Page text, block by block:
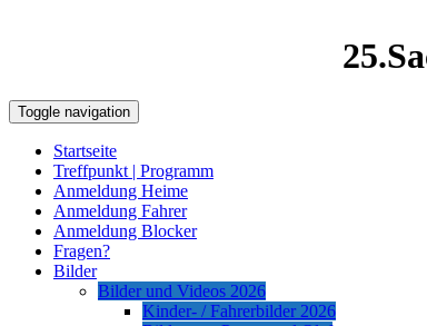
Toggle navigation
Startseite
Treffpunkt | Programm
Anmeldung Heime
Anmeldung Fahrer
Anmeldung Blocker
Fragen?
Bilder
Bilder und Videos 2026
Kinder- / Fahrerbilder 2026